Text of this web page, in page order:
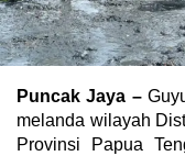
Puncak Jaya –
melanda wilayah
Provinsi Papua